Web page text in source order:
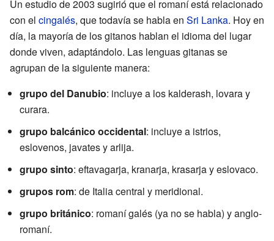
Un estudio de 2003 sugirió que el romaní está relacionado
con el cingalés, que todavía se habla en Sri Lanka. Hoy en
día, la mayoría de los gitanos hablan el idioma del lugar
donde viven, adaptándolo. Las lenguas gitanas se
agrupan de la siguiente manera:
grupo del Danubio: incluye a los kalderash, lovara y
curara.
grupo balcánico occidental: incluye a istrios,
eslovenos, javates y arlija.
grupo sinto: eftavagarja, kranarja, krasarja y eslovaco.
grupos rom: de Italia central y meridional.
grupo británico: romaní galés (ya no se habla) y anglo-
romaní.